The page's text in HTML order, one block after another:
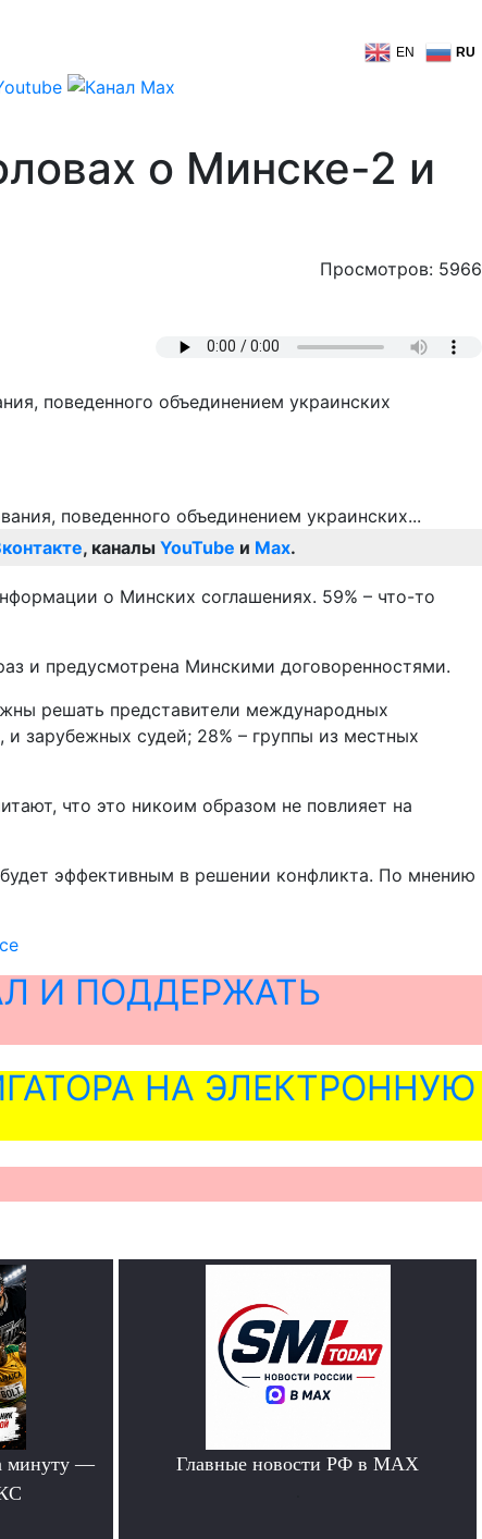
EN RU
о Минске-2 и
Просмотров: 5966
поведенного объединением украинских
, каналы YouTube и Max.
о Минских соглашениях. 59% – что-то
и предусмотрена Минскими договоренностями.
решать представители международных
зарубежных судей; 28% – группы из местных
что это никоим образом не повлияет на
эффективным в решении конфликта. По мнению
И ПОДДЕРЖАТЬ
НА ЭЛЕКТРОННУЮ
минуту —
Главные новости РФ в MAX